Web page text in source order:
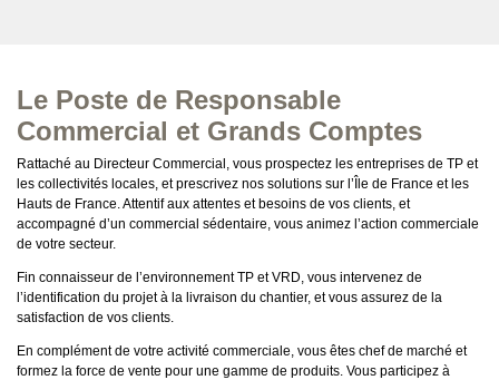
Le Poste de Responsable
Commercial et Grands Comptes
Rattaché au Directeur Commercial, vous prospectez les entreprises de TP et
les collectivités locales, et prescrivez nos solutions sur l’Île de France et les
Hauts de France. Attentif aux attentes et besoins de vos clients, et
accompagné d’un commercial sédentaire, vous animez l’action commerciale
de votre secteur.
Fin connaisseur de l’environnement TP et VRD, vous intervenez de
l’identification du projet à la livraison du chantier, et vous assurez de la
satisfaction de vos clients.
En complément de votre activité commerciale, vous êtes chef de marché et
formez la force de vente pour une gamme de produits. Vous participez à